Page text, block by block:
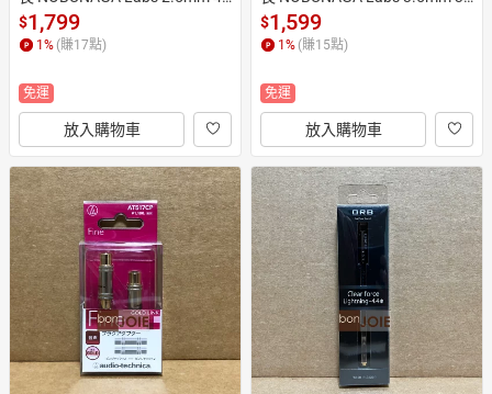
極鍍金耳機端子 NLP-PRO-TP2.
5/4 (全新) 四極鍍金平衡耳機頭
$1,799
1 % (賺17點)
免運
放入購物車
極鍍金耳機端子 NLP-PRO-TP3.
5 (全新) 三極鍍金平衡耳機頭
$1,599
1 % (賺15點)
免運
放入購物車